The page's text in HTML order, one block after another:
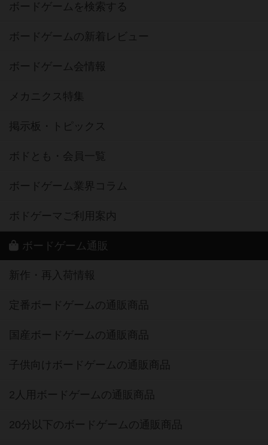
ボードゲームを検索する
ボードゲームの新着レビュー
ボードゲーム会情報
メカニクス特集
掲示板・トピックス
ボドとも・会員一覧
ボードゲーム業界コラム
ボドゲーマご利用案内
ボードゲーム通販
新作・再入荷情報
定番ボードゲームの通販商品
国産ボードゲームの通販商品
子供向けボードゲームの通販商品
2人用ボードゲームの通販商品
20分以下のボードゲームの通販商品